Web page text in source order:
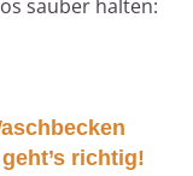
sauber halten:
richtig!